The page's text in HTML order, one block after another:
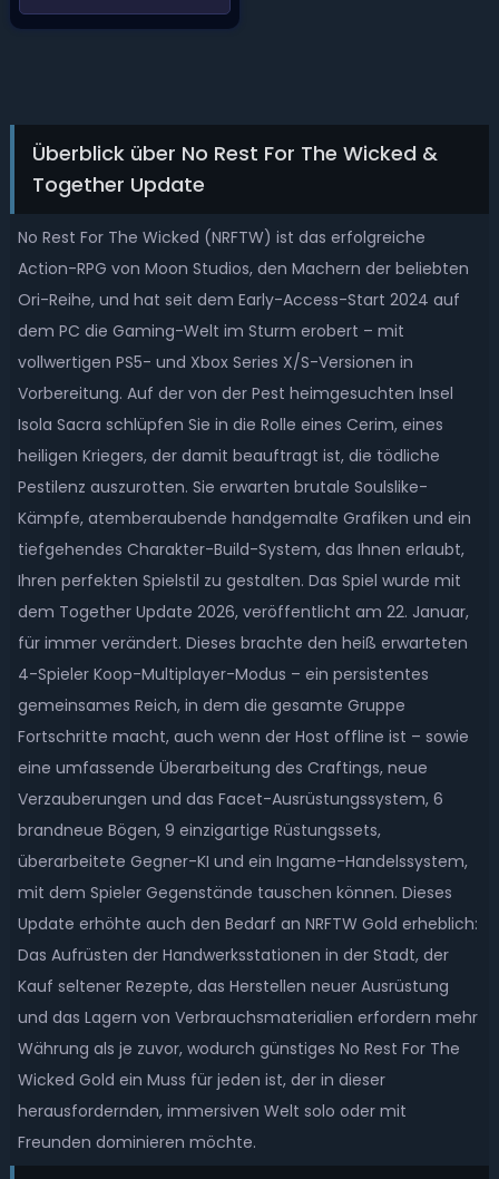
Überblick über No Rest For The Wicked &
Together Update
No Rest For The Wicked (NRFTW) ist das erfolgreiche
Action-RPG von Moon Studios, den Machern der beliebten
Ori-Reihe, und hat seit dem Early-Access-Start 2024 auf
dem PC die Gaming-Welt im Sturm erobert – mit
vollwertigen PS5- und Xbox Series X/S-Versionen in
Vorbereitung. Auf der von der Pest heimgesuchten Insel
Isola Sacra schlüpfen Sie in die Rolle eines Cerim, eines
heiligen Kriegers, der damit beauftragt ist, die tödliche
Pestilenz auszurotten. Sie erwarten brutale Soulslike-
Kämpfe, atemberaubende handgemalte Grafiken und ein
tiefgehendes Charakter-Build-System, das Ihnen erlaubt,
Ihren perfekten Spielstil zu gestalten. Das Spiel wurde mit
dem Together Update 2026, veröffentlicht am 22. Januar,
für immer verändert. Dieses brachte den heiß erwarteten
4-Spieler Koop-Multiplayer-Modus – ein persistentes
gemeinsames Reich, in dem die gesamte Gruppe
Fortschritte macht, auch wenn der Host offline ist – sowie
eine umfassende Überarbeitung des Craftings, neue
Verzauberungen und das Facet-Ausrüstungssystem, 6
brandneue Bögen, 9 einzigartige Rüstungssets,
überarbeitete Gegner-KI und ein Ingame-Handelssystem,
mit dem Spieler Gegenstände tauschen können. Dieses
Update erhöhte auch den Bedarf an NRFTW Gold erheblich:
Das Aufrüsten der Handwerksstationen in der Stadt, der
Kauf seltener Rezepte, das Herstellen neuer Ausrüstung
und das Lagern von Verbrauchsmaterialien erfordern mehr
Währung als je zuvor, wodurch günstiges No Rest For The
Wicked Gold ein Muss für jeden ist, der in dieser
herausfordernden, immersiven Welt solo oder mit
Freunden dominieren möchte.